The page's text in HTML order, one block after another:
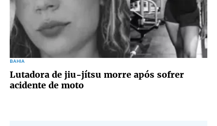
BAHIA
Lutadora de jiu-jítsu morre após sofrer
acidente de moto